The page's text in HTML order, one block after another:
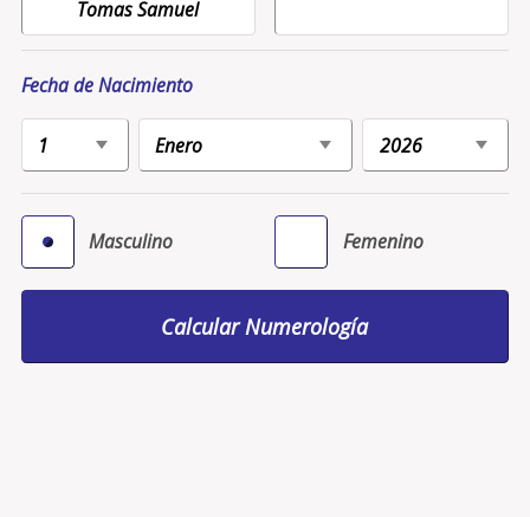
Fecha de Nacimiento
Masculino Femenino